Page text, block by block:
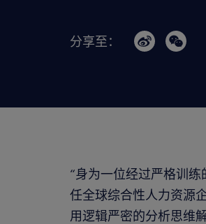
分享至：
“身为一位经过严格训
任全球综合性人力资源
用逻辑严密的分析思维